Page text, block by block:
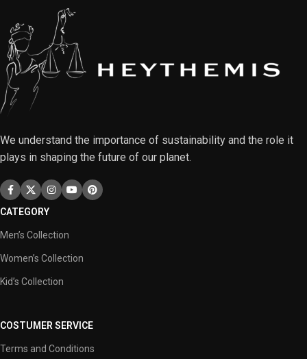
We understand the importance of sustainability and the role it
plays in shaping the future of our planet.
CATEGORY
Men’s Collection
Women’s Collection
Kid’s Collection
COSTUMER SERVICE
Terms and Conditions